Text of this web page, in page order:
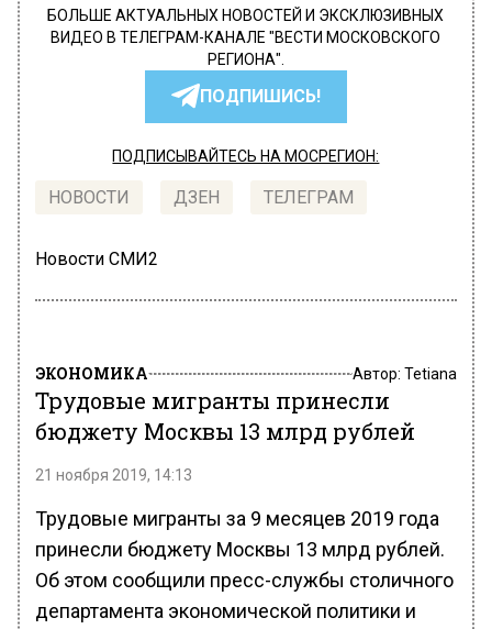
БОЛЬШЕ АКТУАЛЬНЫХ НОВОСТЕЙ И ЭКСКЛЮЗИВНЫХ
ВИДЕО В ТЕЛЕГРАМ-КАНАЛЕ "ВЕСТИ МОСКОВСКОГО
РЕГИОНА".
ПОДПИШИСЬ!
ПОДПИСЫВАЙТЕСЬ НА МОСРЕГИОН:
НОВОСТИ ДЗЕН ТЕЛЕГРАМ
Новости СМИ2
ЭКОНОМИКА Автор: Tetiana
Трудовые мигранты принесли
бюджету Москвы 13 млрд рублей
21 ноября 2019, 14:13
Трудовые мигранты за 9 месяцев 2019 года
принесли бюджету Москвы 13 млрд рублей.
Об этом сообщили пресс-службы столичного
департамента экономической политики и